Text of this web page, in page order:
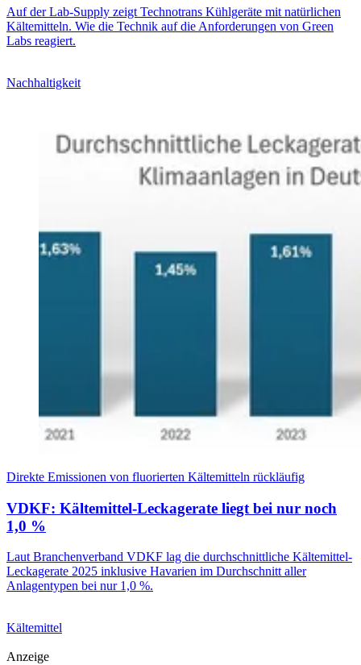
Auf der Lab-Supply zeigt Technotrans Kühlgeräte mit natürlichen
Kältemitteln. Wie die Technik auf die Anforderungen von Green
Labs reagiert.
Nachhaltigkeit
Direkte Emissionen von fluorierten Kältemitteln rückläufig
VDKF: Kältemittel-Leckagerate liegt bei nur noch
1,0 %
Laut Branchenverband VDKF lag die durchschnittliche Kältemittel-
Leckagerate 2025 inklusive Havarien im Durchschnitt aller
Anlagentypen bei nur 1,0 %.
Kältemittel
Anzeige